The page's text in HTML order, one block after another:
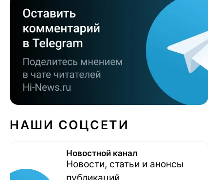
НАШИ СОЦСЕТИ
Новостной канал
Новости, статьи и анонсы